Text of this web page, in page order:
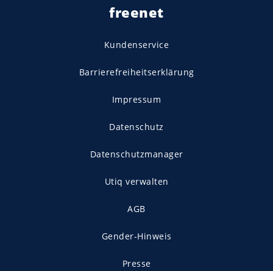
freenet
Kundenservice
Barrierefreiheitserklärung
Impressum
Datenschutz
Datenschutzmanager
Utiq verwalten
AGB
Gender-Hinweis
Presse